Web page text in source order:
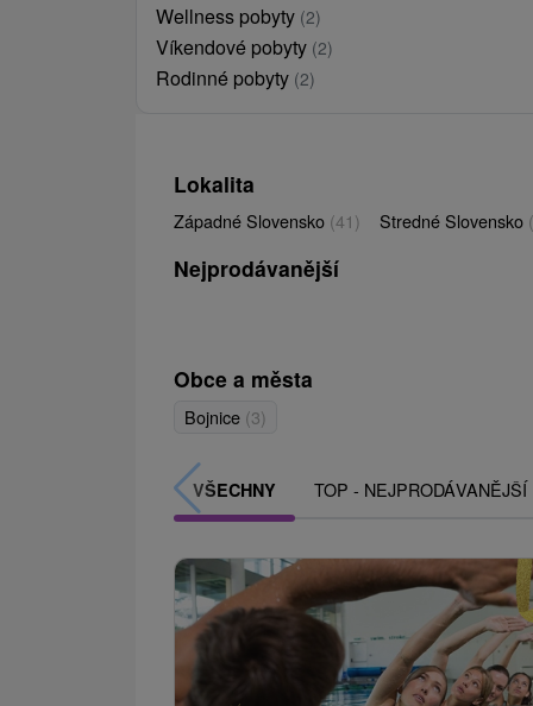
Wellness pobyty (2)
Víkendové pobyty (2)
Rodinné pobyty (2)
Lokalita
Západné Slovensko (41) Stredné Slovensko
Nejprodávanější
Obce a města
Bojnice (3)
VŠECHNY TOP - NEJPRODÁVANĚJŠÍ